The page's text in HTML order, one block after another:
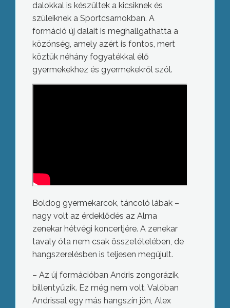
dalokkal is készültek a kicsiknek és
szüleiknek a Sportcsarnokban. A
formáció új dalait is meghallgathatta a
közönség, amely azért is fontos, mert
köztük néhány fogyatékkal élő
gyermekekhez és gyermekekről szól.
Boldog gyermekarcok, táncoló lábak –
nagy volt az érdeklődés az Alma
zenekar hétvégi koncertjére. A zenekar
tavaly óta nem csak összetételében, de
hangszerelésben is teljesen megújult.
– Az új formációban Andris zongorázik,
billentyűzik. Ez még nem volt. Valóban
Andrissal egy más hangszín jön, Alex